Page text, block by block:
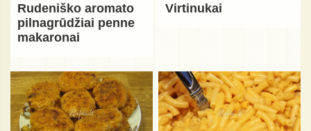
Rudeniško aromato
pilnagrūdžiai penne
makaronai
Virtinukai